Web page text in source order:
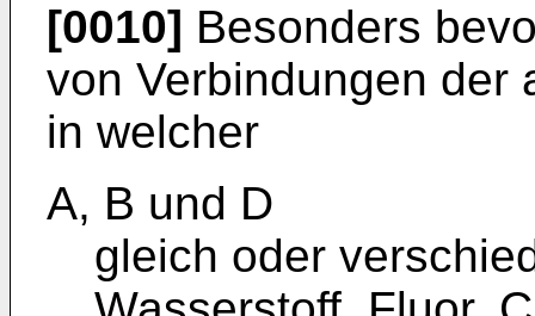
[0010] Besonders
von Verbindungen der
in welcher
A, B und D
gleich oder